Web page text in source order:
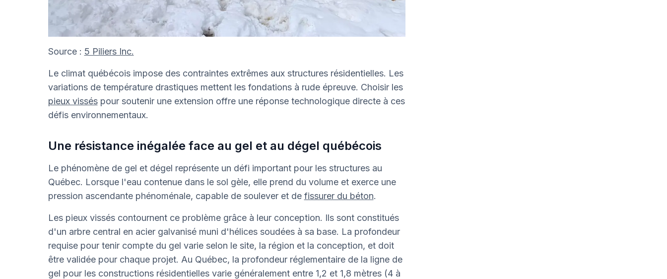
Source : 5 Piliers Inc.
Le climat québécois impose des contraintes extrêmes aux structures résidentielles. Les
variations de température drastiques mettent les fondations à rude épreuve. Choisir les
pieux visséspour soutenir une extension offre une réponse technologique directe à ces
défis environnementaux.
Une résistance inégalée face au gel et au dégel québécois
Le phénomène de gel et dégel représente un défi important pour les structures au
Québec. Lorsque l'eau contenue dans le sol gèle, elle prend du volume et exerce une
pression ascendante phénoménale, capable de soulever et de fissurer du béton.
Les pieux vissés contournent ce problème grâce à leur conception. Ils sont constitués
d'un arbre central en acier galvanisé muni d'hélices soudées à sa base. La profondeur
requise pour tenir compte du gel varie selon le site, la région et la conception, et doit
être validée pour chaque projet. Au Québec, la profondeur réglementaire de la ligne de
gel pour les constructions résidentielles varie généralement entre 1,2 et 1,8 mètres (4 à